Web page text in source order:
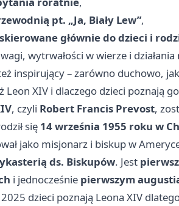
pt. „Ja, Biały Lew”,
głównie do dzieci i
wytrwałości w wierze i
inspirujący – zarówno duchowo,
Leon XIV i dlaczego dzieci poznają
, czyli Robert Francis Prevost,
się 14 września 1955 roku w
jako misjonarz i biskup w
ds. Biskupów. Jest
i jednocześnie pierwszym
dzieci poznają Leona XIV